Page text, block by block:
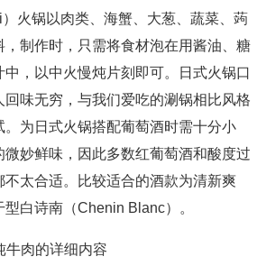
火锅以肉类、海蟹、大葱、蔬菜、蒟
，制作时，只需将食材泡在用酱油、糖
，以中火慢炖片刻即可。日式火锅口
回味无穷，与我们爱吃的涮锅相比风格
。为日式火锅搭配葡萄酒时需十分小
妙鲜味，因此多数红葡萄酒和酸度过
不太合适。比较适合的酒款为清新爽
白诗南（Chenin Blanc）。
牛肉的详细内容